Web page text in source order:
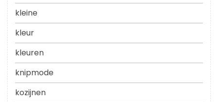
kleine
kleur
kleuren
knipmode
kozijnen